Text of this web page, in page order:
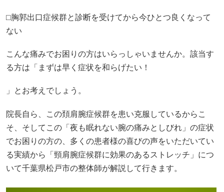
⬜︎胸郭出口症候群と診断を受けてから今ひとつ良くなって
ない
こんな痛みでお困りの方はいらっしゃいませんか。該当す
る方は「まずは早く症状を和らげたい！
」とお考えでしょう。
院長自ら、この頚肩腕症候群を患い克服しているからこ
そ、そしてこの「夜も眠れない腕の痛みとしびれ」の症状
でお困りの方の、多くの患者様の喜びの声をいただいてい
る実績から「頸肩腕症候群に効果のあるストレッチ」につ
いて千葉県松戸市の整体師が解説して行きます。